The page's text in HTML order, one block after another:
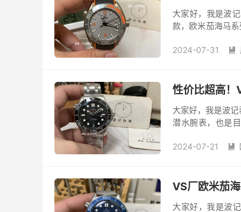
大家好，我是波
款，欧米茄海马
2024-07-31

性价比超高
大家好，我是波
潜水腕表，也是
2024-07-21

VS厂欧米茄
大家好，我是波